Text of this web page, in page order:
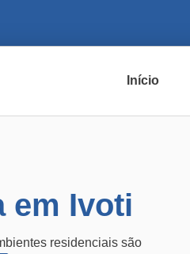
Início
em Ivoti
residenciais são